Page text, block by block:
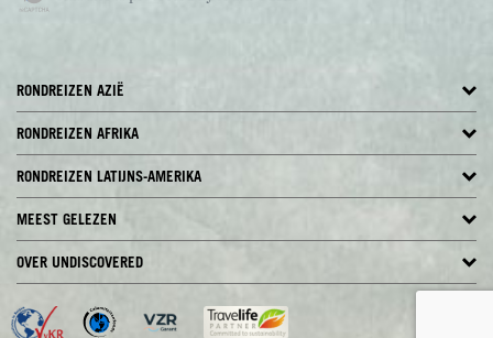
RONDREIZEN AZIË
RONDREIZEN AFRIKA
RONDREIZEN LATIJNS-AMERIKA
MEEST GELEZEN
OVER UNDISCOVERED